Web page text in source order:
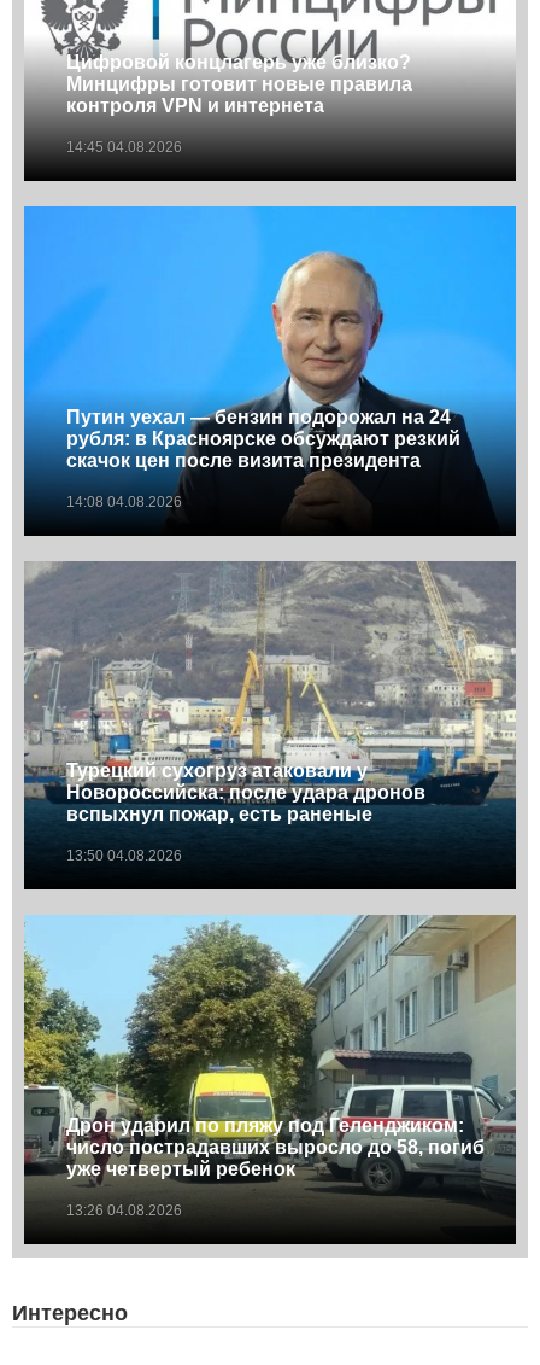
Цифровой концлагерь уже близко?
Минцифры готовит новые правила
контроля VPN и интернета
14:45 04.08.2026
Путин уехал — бензин подорожал на 24
рубля: в Красноярске обсуждают резкий
скачок цен после визита президента
14:08 04.08.2026
Турецкий сухогруз атаковали у
Новороссийска: после удара дронов
вспыхнул пожар, есть раненые
13:50 04.08.2026
Дрон ударил по пляжу под Геленджиком:
число пострадавших выросло до 58, погиб
уже четвертый ребенок
13:26 04.08.2026
Интересно